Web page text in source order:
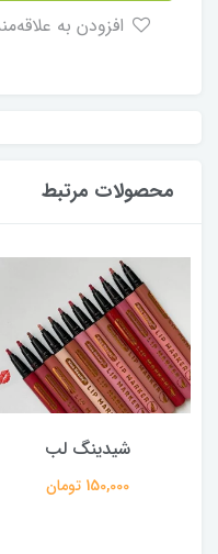
محصولات مرتبط
شیدینگ لب
150,000 تومان